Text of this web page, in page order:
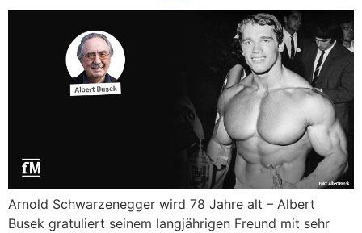
Arnold Schwarzenegger wird 78 Jahre alt – Albert
Busek gratuliert seinem langjährigen Freund mit sehr